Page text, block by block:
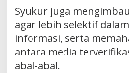
Syukur juga
agar lebih selektif
informasi, serta
antara media
abal-abal.